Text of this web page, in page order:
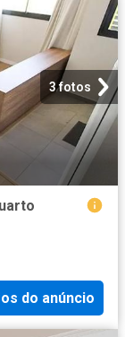
3 fotos
do anúncio